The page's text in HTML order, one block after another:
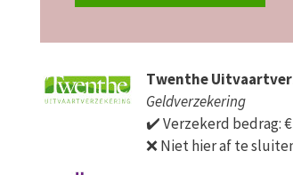
Twenthe
Geldverzekering
✔️ Verzekerd bedrag: €
❌ Niet hier af te